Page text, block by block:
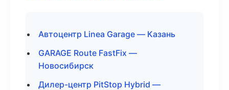
Автоцентр Linea Garage — Казань
GARAGE Route FastFix —
Новосибирск
Дилер-центр PitStop Hybrid —